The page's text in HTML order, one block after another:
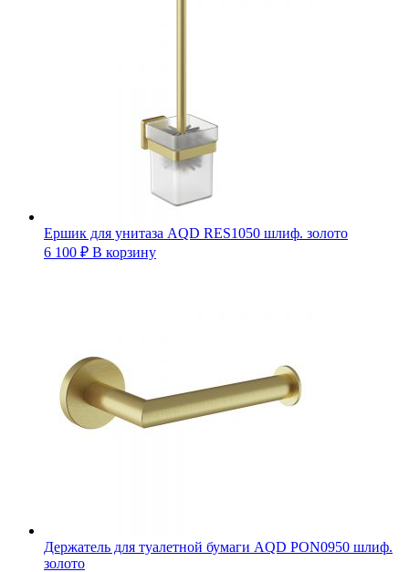
Ершик для унитаза AQD RES1050 шлиф. золото
6 100 ₽ В корзину
Держатель для туалетной бумаги AQD PON0950 шлиф.
золото